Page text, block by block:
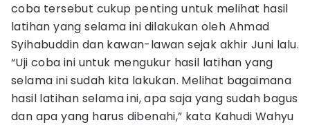
coba tersebut cukup penting untuk melihat hasil
latihan yang selama ini dilakukan oleh Ahmad
Syihabuddin dan kawan-lawan sejak akhir Juni lalu.
“Uji coba ini untuk mengukur hasil latihan yang
selama ini sudah kita lakukan. Melihat bagaimana
hasil latihan selama ini, apa saja yang sudah bagus
dan apa yang harus dibenahi,” kata Kahudi Wahyu